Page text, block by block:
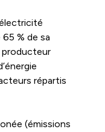
% de sa
producteur
répartis
(émissions